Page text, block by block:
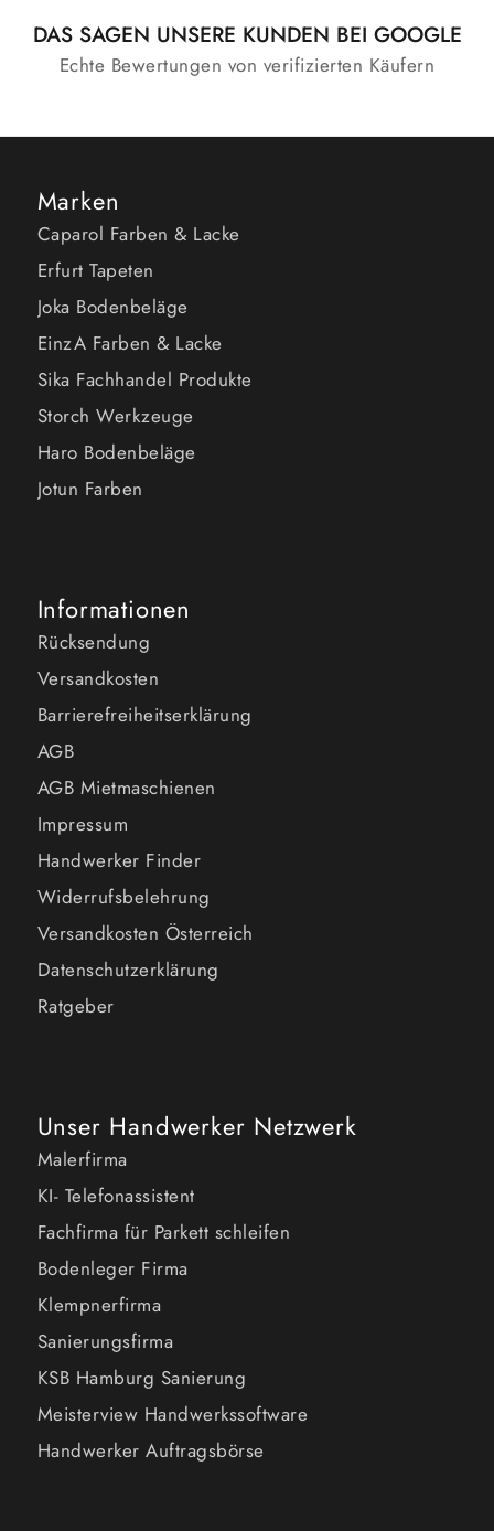
DAS SAGEN UNSERE KUNDEN BEI GOOGLE
Echte Bewertungen von verifizierten Käufern
Marken
Caparol Farben & Lacke
Erfurt Tapeten
Joka Bodenbeläge
EinzA Farben & Lacke
Sika Fachhandel Produkte
Storch Werkzeuge
Haro Bodenbeläge
Jotun Farben
Informationen
Rücksendung
Versandkosten
Barrierefreiheitserklärung
AGB
AGB Mietmaschienen
Impressum
Handwerker Finder
Widerrufsbelehrung
Versandkosten Österreich
Datenschutzerklärung
Ratgeber
Unser Handwerker Netzwerk
Malerfirma
KI- Telefonassistent
Fachfirma für Parkett schleifen
Bodenleger Firma
Klempnerfirma
Sanierungsfirma
KSB Hamburg Sanierung
Meisterview Handwerkssoftware
Handwerker Auftragsbörse